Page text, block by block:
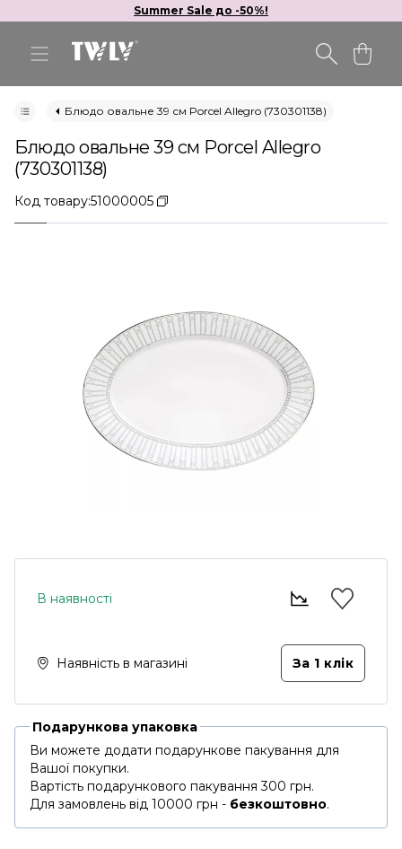
Summer Sale до -50%!
Блюдо овальне 39 см Porcel Allegro (730301138)
Блюдо овальне 39 см Porcel Allegro
(730301138)
Код товару:51000005
В наявності
Наявність в магазині За 1 клiк
Подарункова упаковка
Ви можете додати подарункове пакування для
Вашої покупки.
Вартість подарункового пакування 300 грн.
Для замовлень від 10000 грн - безкоштовно.